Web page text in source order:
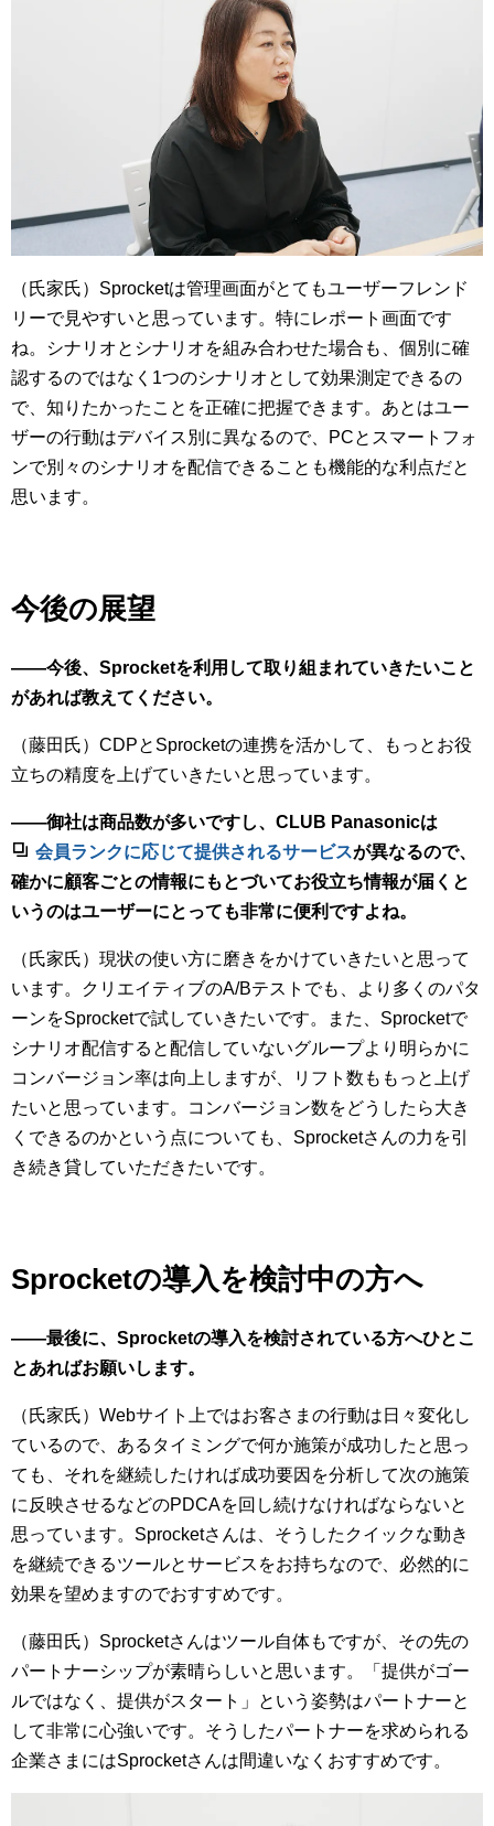
（氏家氏）Sprocketは管理画面がとてもユーザーフレンド
リーで見やすいと思っています。特にレポート画面です
ね。シナリオとシナリオを組み合わせた場合も、個別に確
認するのではなく1つのシナリオとして効果測定できるの
で、知りたかったことを正確に把握できます。あとはユー
ザーの行動はデバイス別に異なるので、PCとスマートフォ
ンで別々のシナリオを配信できることも機能的な利点だと
思います。
今後の展望
――今後、Sprocketを利用して取り組まれていきたいこと
があれば教えてください。
（藤田氏）CDPとSprocketの連携を活かして、もっとお役
立ちの精度を上げていきたいと思っています。
――御社は商品数が多いですし、CLUB Panasonicは
会員ランクに応じて提供されるサービスが異なるので、
確かに顧客ごとの情報にもとづいてお役立ち情報が届くと
いうのはユーザーにとっても非常に便利ですよね。
（氏家氏）現状の使い方に磨きをかけていきたいと思って
います。クリエイティブのA/Bテストでも、より多くのパタ
ーンをSprocketで試していきたいです。また、Sprocketで
シナリオ配信すると配信していないグループより明らかに
コンバージョン率は向上しますが、リフト数ももっと上げ
たいと思っています。コンバージョン数をどうしたら大き
くできるのかという点についても、Sprocketさんの力を引
き続き貸していただきたいです。
Sprocketの導入を検討中の方へ
――最後に、Sprocketの導入を検討されている方へひとこ
とあればお願いします。
（氏家氏）Webサイト上ではお客さまの行動は日々変化し
ているので、あるタイミングで何か施策が成功したと思っ
ても、それを継続したければ成功要因を分析して次の施策
に反映させるなどのPDCAを回し続けなければならないと
思っています。Sprocketさんは、そうしたクイックな動き
を継続できるツールとサービスをお持ちなので、必然的に
効果を望めますのでおすすめです。
（藤田氏）Sprocketさんはツール自体もですが、その先の
パートナーシップが素晴らしいと思います。「提供がゴー
ルではなく、提供がスタート」という姿勢はパートナーと
して非常に心強いです。そうしたパートナーを求められる
企業さまにはSprocketさんは間違いなくおすすめです。